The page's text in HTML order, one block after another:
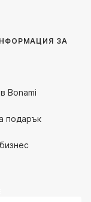
ЗА
Bonami
подарък